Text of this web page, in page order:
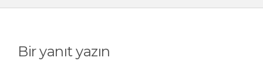
Bir yanıt yazın